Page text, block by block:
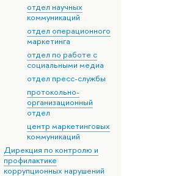
отдел научных
коммуникаций
отдел операционного
маркетинга
отдел по работе с
социальными медиа
отдел пресс-службы
протокольно-
организационный
отдел
центр маркетинговых
коммуникаций
Дирекция по контролю и
профилактике
коррупционных нарушений